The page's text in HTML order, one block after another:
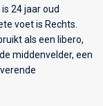
is 24 jaar oud
voet is Rechts.
als een libero,
middenvelder, een